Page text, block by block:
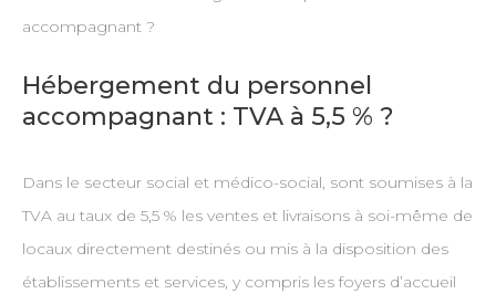
accompagnant ?
Hébergement du personnel
accompagnant : TVA à 5,5 % ?
Dans le secteur social et médico-social, sont soumises à la
TVA au taux de 5,5 % les ventes et livraisons à soi-même de
locaux directement destinés ou mis à la disposition des
établissements et services, y compris les foyers d’accueil